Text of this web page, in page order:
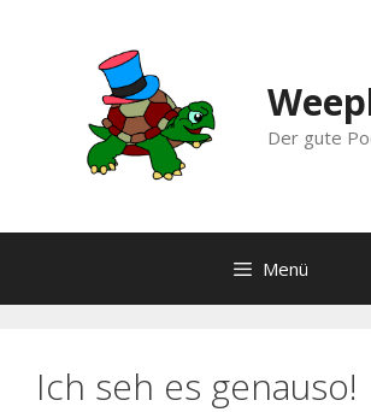
Der gute
Menü
Ich seh es genauso!